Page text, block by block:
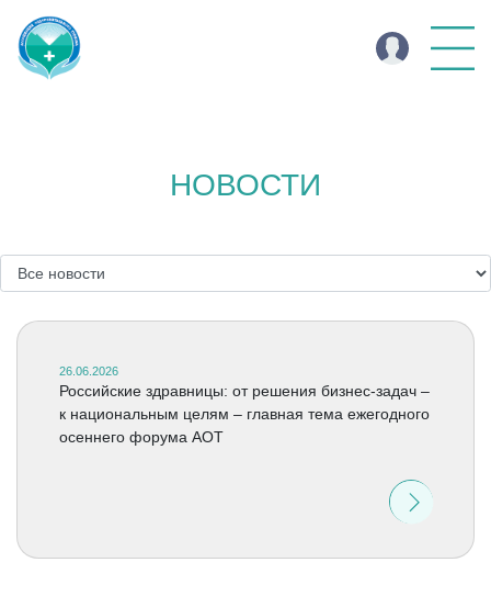
НОВОСТИ
26.06.2026
Российские здравницы: от решения бизнес-задач –
к национальным целям – главная тема ежегодного
осеннего форума АОТ